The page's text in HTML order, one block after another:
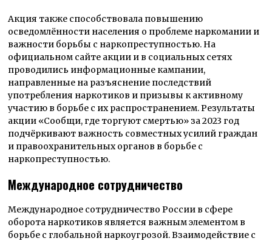
Акция также способствовала повышению
осведомлённости населения о проблеме наркомании и
важности борьбы с наркопреступностью. На
официальном сайте акции и в социальных сетях
проводились информационные кампании,
направленные на разъяснение последствий
употребления наркотиков и призывы к активному
участию в борьбе с их распространением. Результаты
акции «Сообщи, где торгуют смертью» за 2023 год
подчёркивают важность совместных усилий граждан
и правоохранительных органов в борьбе с
наркопреступностью.
Международное сотрудничество
Международное сотрудничество России в сфере
оборота наркотиков является важным элементом в
борьбе с глобальной наркоугрозой. Взаимодействие с